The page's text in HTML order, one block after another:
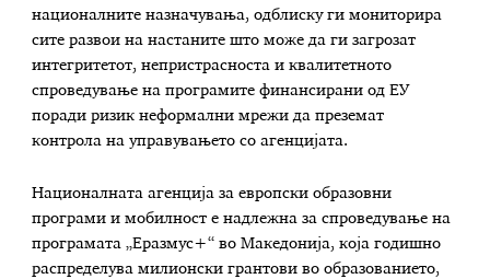
националните назначувања, одблиску ги мониторира
сите развои на настаните што може да ги загрозат
интегритетот, непристрасноста и квалитетното
спроведување на програмите финансирани од ЕУ
поради ризик неформални мрежи да преземат
контрола на управувањето со агенцијата.
Националната агенција за европски образовни
програми и мобилност е надлежна за спроведување на
програмата „Еразмус+“ во Македонија, која годишно
распределува милионски грантови во образованието,